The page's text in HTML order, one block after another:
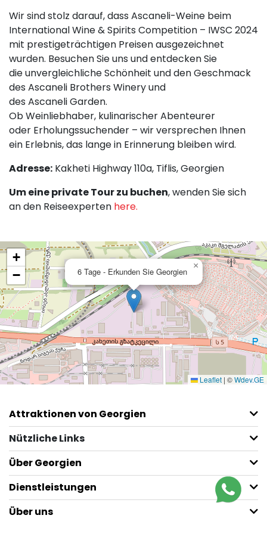
Wir sind stolz darauf, dass Ascaneli-Weine beim
International Wine & Spirits Competition – IWSC 2024
mit prestigeträchtigen Preisen ausgezeichnet
wurden. Besuchen Sie uns und entdecken Sie
die unvergleichliche Schönheit und den Geschmack
des Ascaneli Brothers Winery und
des Ascaneli Garden.
Ob Weinliebhaber, kulinarischer Abenteurer
oder Erholungssuchender – wir versprechen Ihnen
ein Erlebnis, das lange in Erinnerung bleiben wird.
Adresse: Kakheti Highway 110a, Tiflis, Georgien
Um eine private Tour zu buchen, wenden Sie sich
an den Reiseexperten here.
6 Tage - Erkunden Sie Georgien
×
+
−
Leaflet | ©Wdev.GE
Attraktionen von Georgien
Nützliche Links
Über Georgien
Dienstleistungen
Über uns